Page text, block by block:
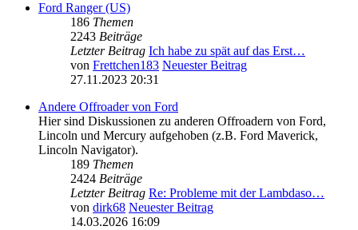
Ford Ranger (US)
186 Themen
2243 Beiträge
Letzter Beitrag Ich habe zu spät auf das Erst…
von Frettchen183 Neuester Beitrag
27.11.2023 20:31
Andere Offroader von Ford
Hier sind Diskussionen zu anderen Offroadern von Ford,
Lincoln und Mercury aufgehoben (z.B. Ford Maverick,
Lincoln Navigator).
189 Themen
2424 Beiträge
Letzter Beitrag Re: Probleme mit der Lambdaso…
von dirk68 Neuester Beitrag
14.03.2026 16:09